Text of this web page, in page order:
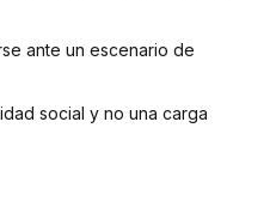
ante un escenario de
social y no una carga